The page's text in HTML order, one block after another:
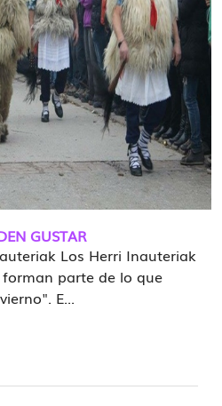
GUSTAR
Los Herri Inauteriak
parte de lo que
E...